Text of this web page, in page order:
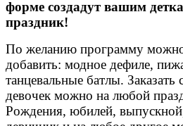
форме создадут вашим
праздник!
По желанию программу
добавить: модное дефиле,
танцевальные батлы. Заказать
девочек можно на любой
Рождения, юбилей,